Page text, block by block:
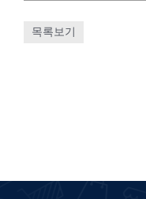
목록보기